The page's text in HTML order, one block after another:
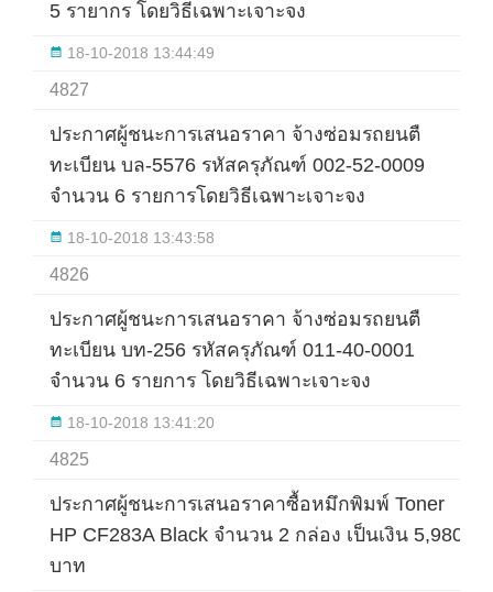
5 รายากร โดยวิธีเฉพาะเจาะจง
18-10-2018 13:44:49
4827
ประกาศผู้ชนะการเสนอราคา จ้างซ่อมรถยนตื
ทะเบียน บล-5576 รหัสครุภัณฑ์ 002-52-0009
จำนวน 6 รายการโดยวิธีเฉพาะเจาะจง
18-10-2018 13:43:58
4826
ประกาศผู้ชนะการเสนอราคา จ้างซ่อมรถยนตื
ทะเบียน บท-256 รหัสครุภัณฑ์ 011-40-0001
จำนวน 6 รายการ โดยวิธีเฉพาะเจาะจง
18-10-2018 13:41:20
4825
ประกาศผู้ชนะการเสนอราคาซื้อหมึกพิมพ์ Toner
HP CF283A Black จำนวน 2 กล่อง เป็นเงิน 5,980
บาท